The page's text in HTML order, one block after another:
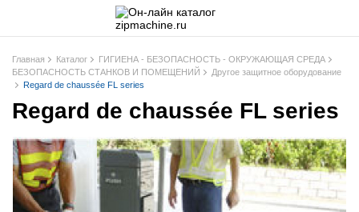
Главная Каталог
ГИГИЕНА - БЕЗОПАСНОСТЬ - ОКРУЖАЮЩАЯ СРЕДА
БЕЗОПАСНОСТЬ СТАНКОВ И ПОМЕЩЕНИЙ
Другое защитное оборудование
Regard de chaussée FL series
Regard de chaussée FL series